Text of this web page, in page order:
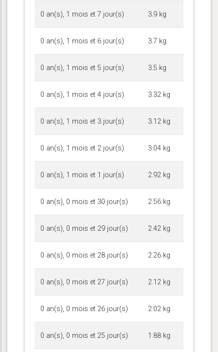
0 an(s), 1 mois et 7 jour(s) 3.9 kg
0 an(s), 1 mois et 6 jour(s) 3.7 kg
0 an(s), 1 mois et 5 jour(s) 3.5 kg
0 an(s), 1 mois et 4 jour(s) 3.32 kg
0 an(s), 1 mois et 3 jour(s) 3.12 kg
0 an(s), 1 mois et 2 jour(s) 3.04 kg
0 an(s), 1 mois et 1 jour(s) 2.92 kg
0 an(s), 0 mois et 30 jour(s) 2.56 kg
0 an(s), 0 mois et 29 jour(s) 2.42 kg
0 an(s), 0 mois et 28 jour(s) 2.26 kg
0 an(s), 0 mois et 27 jour(s) 2.12 kg
0 an(s), 0 mois et 26 jour(s) 2.02 kg
0 an(s), 0 mois et 25 jour(s) 1.88 kg